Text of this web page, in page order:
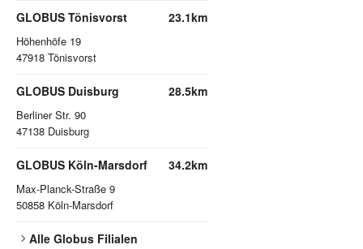
GLOBUS Tönisvorst
Höhenhöfe 19
47918 Tönisvorst
23.1km
GLOBUS Duisburg
Berliner Str. 90
47138 Duisburg
28.5km
GLOBUS Köln-Marsdorf
Max-Planck-Straße 9
50858 Köln-Marsdorf
34.2km
Alle Globus Filialen